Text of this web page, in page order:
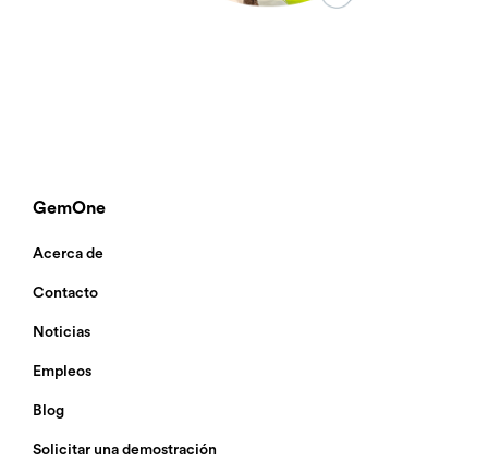
GemOne
Acerca de
Contacto
Noticias
Empleos
Blog
Solicitar una demostración